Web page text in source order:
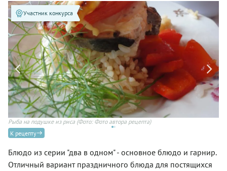
Участник конкурса
Рыба на подушке из риса (Фото: Фото автора рецепта)
К рецепту
Блюдо из серии "два в одном" - основное блюдо и гарнир.
Отличный вариант праздничного блюда для постящихся